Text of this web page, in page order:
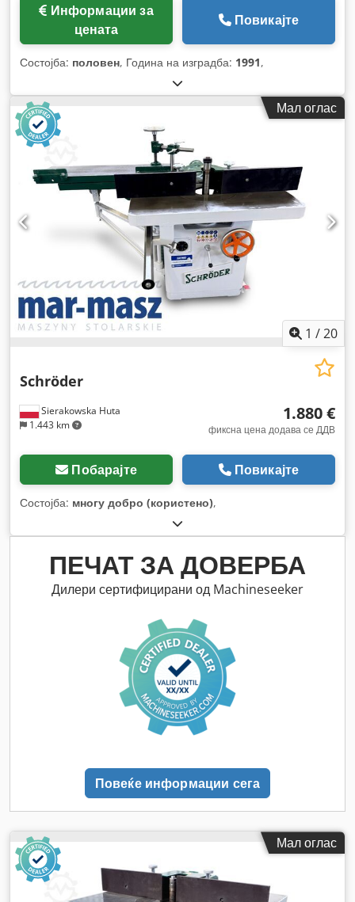
цената
Повикајте
Состојба: половен, Година на изградба: 1991,
Мал оглас
1 /20
Sierakowska Huta
1.443 km
Schröder
1.880 €
фиксна цена додава се ДДВ
Побарајте Повикајте
Состојба: многу добро (користено),
ПЕЧАТ ЗА ДОВЕРБА
Дилери сертифицирани од Machineseeker
Повеќе информации сега
Мал оглас